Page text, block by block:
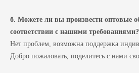
б. Можете ли вы произвести оптовые
соответствии с нашими требованиями?
Нет проблем, возможна поддержка
Добро пожаловать, поделитесь с нами